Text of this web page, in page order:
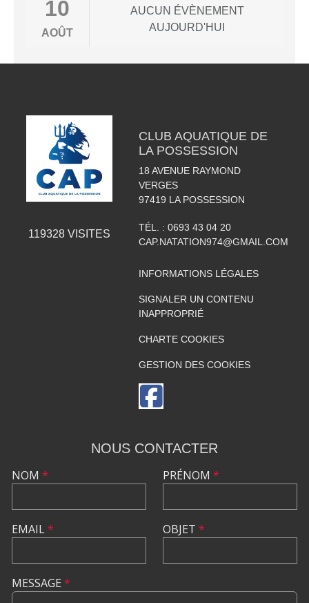
10
AOÛT
AUCUN ÉVÈNEMENT
AUJOURD'HUI
119328VISITES
CLUB AQUATIQUE DE
LA POSSESSION
18 AVENUE RAYMOND
VERGES
97419 LA POSSESSION
TÉL. : 0693 43 04 20
CAP.NATATION974@GMAIL.COM
INFORMATIONS LÉGALES
SIGNALER UN CONTENU
INAPPROPRIÉ
CHARTE COOKIES
GESTION DES COOKIES
NOUS CONTACTER
NOM *
EMAIL*
PRÉNOM *
OBJET *
MESSAGE *